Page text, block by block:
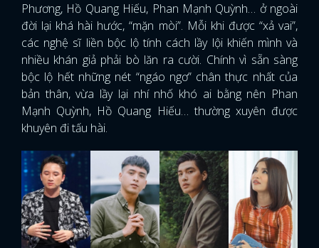
Phương, Hồ Quang Hiếu, Phan Mạnh Quỳnh… ở ngoài
đời lại khá hài hước, “mặn mòi”. Mỗi khi được “xả vai”,
các nghệ sĩ liền bộc lộ tính cách lầy lội khiến mình và
nhiều khán giả phải bò lăn ra cười. Chính vì sẵn sàng
bộc lộ hết những nét “ngáo ngơ” chân thực nhất của
bản thân, vừa lầy lại nhí nhố khó ai bằng nên Phan
Mạnh Quỳnh, Hồ Quang Hiếu… thường xuyên được
khuyên đi tấu hài.